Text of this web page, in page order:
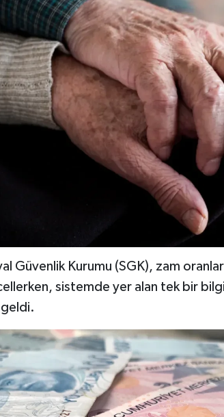
Güvenlik Kurumu (SGK), zam
sistemde yer alan tek bir
geldi.